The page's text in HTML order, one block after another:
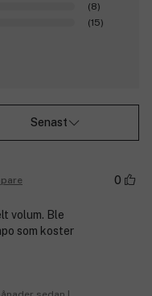
(8)
(15)
Senast
0
volum. Ble
som koster